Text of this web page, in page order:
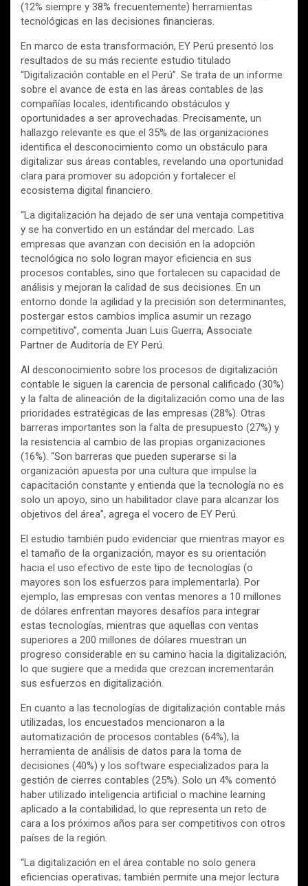
(12% siempre y 38% frecuentemente) herramientas
tecnológicas en las decisiones financieras.
En marco de esta transformación, EY Perú presentó los
resultados de su más reciente estudio titulado
“Digitalización contable en el Perú”. Se trata de un informe
sobre el avance de esta en las áreas contables de las
compañías locales, identificando obstáculos y
oportunidades a ser aprovechadas. Precisamente, un
hallazgo relevante es que el 35% de las organizaciones
identifica el desconocimiento como un obstáculo para
digitalizar sus áreas contables, revelando una oportunidad
clara para promover su adopción y fortalecer el
ecosistema digital financiero.
“La digitalización ha dejado de ser una ventaja competitiva
y se ha convertido en un estándar del mercado. Las
empresas que avanzan con decisión en la adopción
tecnológica no solo logran mayor eficiencia en sus
procesos contables, sino que fortalecen su capacidad de
análisis y mejoran la calidad de sus decisiones. En un
entorno donde la agilidad y la precisión son determinantes,
postergar estos cambios implica asumir un rezago
competitivo”, comenta Juan Luis Guerra, Associate
Partner de Auditoría de EY Perú.
Al desconocimiento sobre los procesos de digitalización
contable le siguen la carencia de personal calificado (30%)
y la falta de alineación de la digitalización como una de las
prioridades estratégicas de las empresas (28%). Otras
barreras importantes son la falta de presupuesto (27%) y
la resistencia al cambio de las propias organizaciones
(16%). “Son barreras que pueden superarse si la
organización apuesta por una cultura que impulse la
capacitación constante y entienda que la tecnología no es
solo un apoyo, sino un habilitador clave para alcanzar los
objetivos del área”, agrega el vocero de EY Perú.
El estudio también pudo evidenciar que mientras mayor es
el tamaño de la organización, mayor es su orientación
hacia el uso efectivo de este tipo de tecnologías (o
mayores son los esfuerzos para implementarla). Por
ejemplo, las empresas con ventas menores a 10 millones
de dólares enfrentan mayores desafíos para integrar
estas tecnologías, mientras que aquellas con ventas
superiores a 200 millones de dólares muestran un
progreso considerable en su camino hacia la digitalización,
lo que sugiere que a medida que crezcan incrementarán
sus esfuerzos en digitalización.
En cuanto a las tecnologías de digitalización contable más
utilizadas, los encuestados mencionaron a la
automatización de procesos contables (64%), la
herramienta de análisis de datos para la toma de
decisiones (40%) y los software especializados para la
gestión de cierres contables (25%). Solo un 4% comentó
haber utilizado inteligencia artificial o machine learning
aplicado a la contabilidad, lo que representa un reto de
cara a los próximos años para ser competitivos con otros
países de la región.
“La digitalización en el área contable no solo genera
eficiencias operativas; también permite una mejor lectura